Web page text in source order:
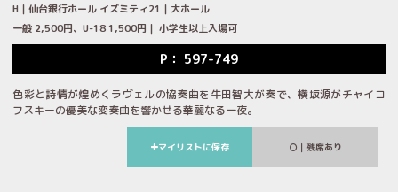
H｜仙台銀行ホール イズミティ21｜大ホール
一般 2,500円、U-18 1,500円｜ 小学生以上入場可
P： 597-749
色彩と詩情が煌めくラヴェルの協奏曲を牛田智大が奏で、横坂源がチャイコ
フスキーの優美な変奏曲を響かせる華麗なる一夜。
マイリストに保存 ｜残席あり